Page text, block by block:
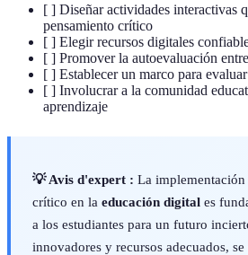
[ ] Diseñar actividades interactivas
pensamiento crítico
[ ] Elegir recursos digitales
[ ] Promover la autoevaluación
[ ] Establecer un marco para
[ ] Involucrar a la comunidad
aprendizaje
💡 Avis d'expert : La
crítico en la educación digital es
a los estudiantes para un futuro
innovadores y recursos adecuados,